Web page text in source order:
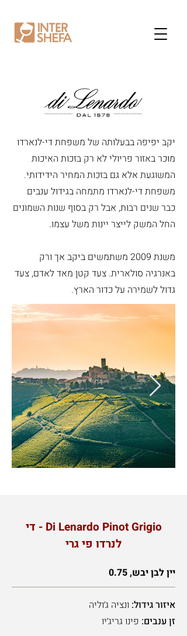
יקב יפיפה בבעלותה של משפחת די-לנארדו
מוכר באזור פריולי לא רק בזכות האיכות
המשוגעת אלא גם בזכות המחיר הידידותי.
משפחת די-לנארדו מתמחה בגידול ענבים
כבר שנים רבות, אבל רק בסוף שנות השמונים
החל המשק לייצר יינות משל עצמו.
משנת 2009 משתמשים ביקב אך ורק
באנרגיה סולארית. צעד קטן מאד לאדם, צעד
גדול לשמירה על כדור הארץ.
Di Lenardo Pinot Grigio - די
לנרדו פי גרי
יין לבן יבש, 0.75
איזור גידול: ונציה ג׳וליה
זן ענבים: פינו גריג׳יו